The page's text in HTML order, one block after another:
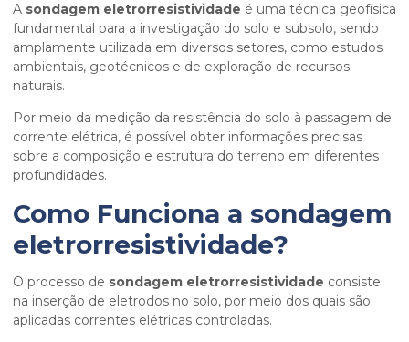
A sondagem eletrorresistividade é uma técnica geofísica
fundamental para a investigação do solo e subsolo, sendo
amplamente utilizada em diversos setores, como estudos
ambientais, geotécnicos e de exploração de recursos
naturais.
Por meio da medição da resistência do solo à passagem de
corrente elétrica, é possível obter informações precisas
sobre a composição e estrutura do terreno em diferentes
profundidades.
Como Funciona a sondagem
eletrorresistividade?
O processo de sondagem eletrorresistividade consiste
na inserção de eletrodos no solo, por meio dos quais são
aplicadas correntes elétricas controladas.